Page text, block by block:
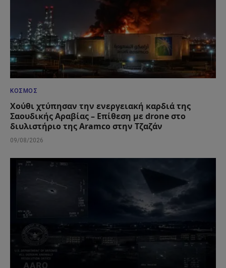
ΚΌΣΜΟΣ
Χούθι χτύπησαν την ενεργειακή καρδιά της
Σαουδικής Αραβίας – Επίθεση με drone στο
διυλιστήριο της Aramco στην Τζαζάν
09/08/2026